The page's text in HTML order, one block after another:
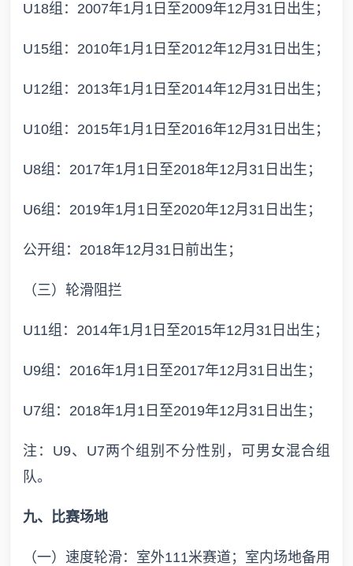
U18组：2007年1月1日至2009年12月31日出生；
U15组：2010年1月1日至2012年12月31日出生；
U12组：2013年1月1日至2014年12月31日出生；
U10组：2015年1月1日至2016年12月31日出生；
U8组：2017年1月1日至2018年12月31日出生；
U6组：2019年1月1日至2020年12月31日出生；
公开组：2018年12月31日前出生；
（三）轮滑阻拦
U11组：2014年1月1日至2015年12月31日出生；
U9组：2016年1月1日至2017年12月31日出生；
U7组：2018年1月1日至2019年12月31日出生；
注：U9、U7两个组别不分性别，可男女混合组
队。
九、比赛场地
（一）速度轮滑：室外111米赛道；室内场地备用